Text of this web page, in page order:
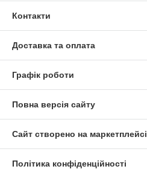
Контакти
Доставка та оплата
Графік роботи
Повна версія сайту
Сайт створено на маркетплейсі
Політика конфіденційності